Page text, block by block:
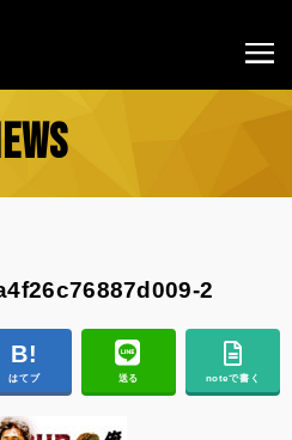
2
はてブ 送る noteで書く